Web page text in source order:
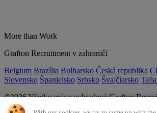
More than Work
Grafton Recruitment v zahraničí
Belgium Brazília Bulharsko Česká republika
Slovensko Španielsko Srbsko Švajčiarsko
©2026 Všetky práva vyhradené Grafton